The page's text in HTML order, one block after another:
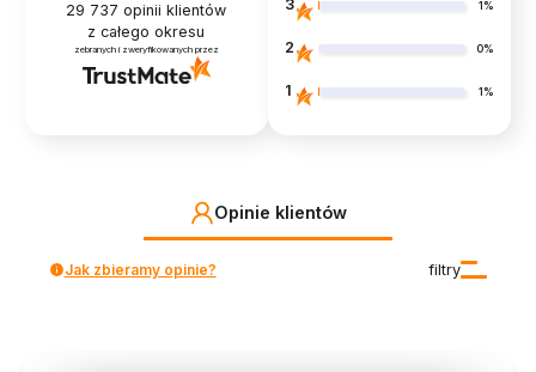
29 737 opinii klientów
z całego okresu
zebranych i zweryfikowanych przez
3 1%
2 0%
1 1%
Opinie klientów
filtry
Jak zbieramy opinie?